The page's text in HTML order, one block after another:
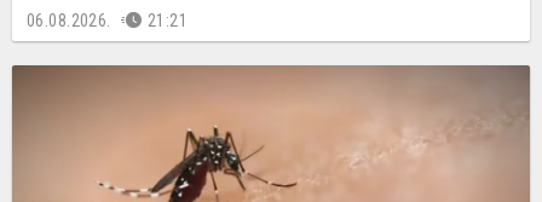
06.08.2026. 21:21